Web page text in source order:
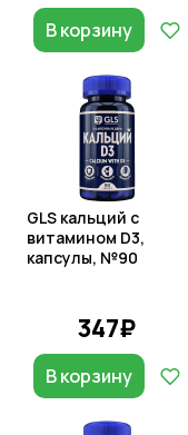
В корзину
GLS кальций с
витамином D3,
капсулы, №90
347₽
В корзину